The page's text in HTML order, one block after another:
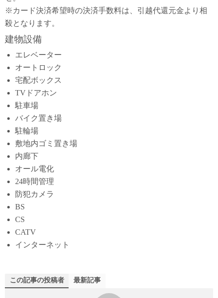
※カード決済希望時の決済手数料は、引越代還元金より相
殺となります。
建物設備
エレベーター
オートロック
宅配ボックス
TVドアホン
駐車場
バイク置き場
駐輪場
敷地内ゴミ置き場
内廊下
オール電化
24時間管理
防犯カメラ
BS
CS
CATV
インターネット
この記事の投稿者 最新記事